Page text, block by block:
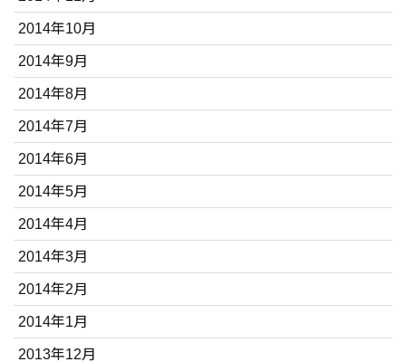
2014年10月
2014年9月
2014年8月
2014年7月
2014年6月
2014年5月
2014年4月
2014年3月
2014年2月
2014年1月
2013年12月